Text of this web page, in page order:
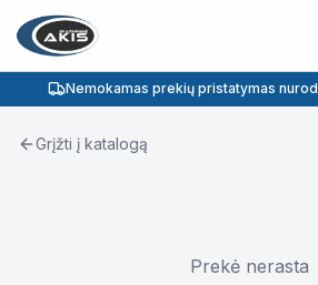
Nemokamas prekių pristatymas
Grįžti į katalogą
Prekė nerasta